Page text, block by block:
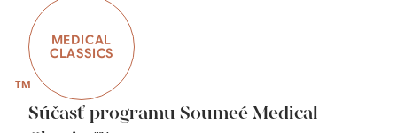
MEDICAL
CLASSICS
Súčasť programu Soumeé Medical